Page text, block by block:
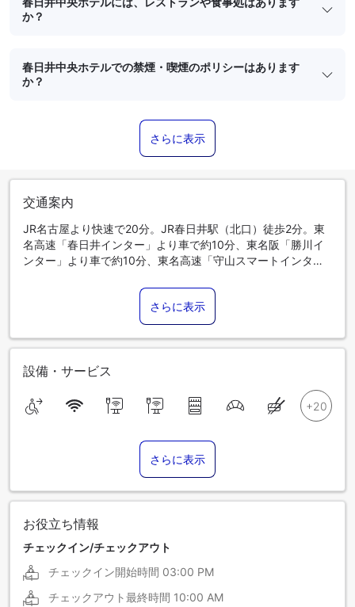
か？
春日井中央ホテルでの禁煙・喫煙のポリシーはあります
か？
さらに表示
交通案内
JR名古屋より快速で20分。JR春日井駅（北口）徒歩2分。東
名高速「春日井インター」より車で約10分、東名阪「勝川イ
ンター」より車で約10分、東名高速「守山スマートインター
さらに表示
設備・サービス
さらに表示
お役立ち情報
チェックイン/チェックアウト
チェックイン開始時間 03:00 PM
チェックアウト最終時間 10:00 AM